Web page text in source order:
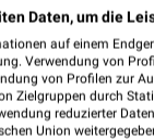
in dieser
vor 14 Stunden
Daten, um die
auf einem
Verwendung von
von Profilen zur
Zielgruppen durch
reduzierter
Union